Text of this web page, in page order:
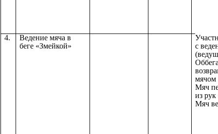
4.
Ведение мяча в
беге «Змейкой»
с
мячом
Мяч
из
Мяч